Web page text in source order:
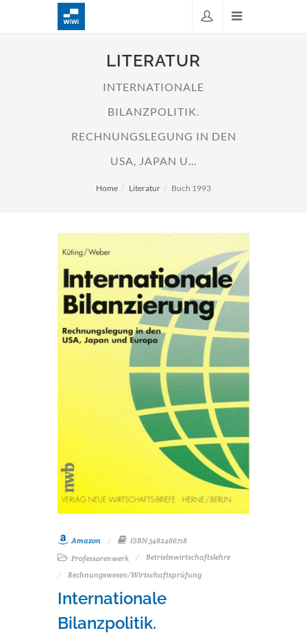
LITERATUR
INTERNATIONALE
BILANZPOLITIK.
RECHNUNGSLEGUNG IN DEN
USA, JAPAN U...
Home Literatur Buch 1993
Amazon
ISBN 3482466718
Professorenwerk
Betriebswirtschaftslehre
Rechnungswesen/Wirtschaftsprüfung
Internationale
Bilanzpolitik.